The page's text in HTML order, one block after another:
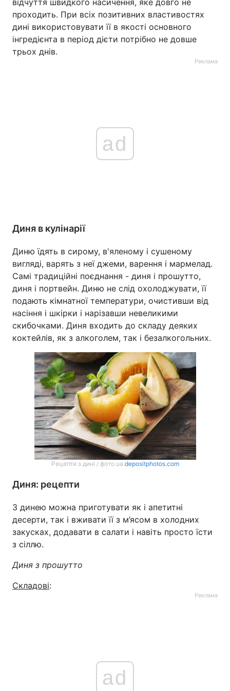
відчуття швидкого насичення, яке довго не
проходить. При всіх позитивних властивостях
дині використовувати її в якості основного
інгредієнта в період дієти потрібно не довше
трьох днів.
Реклама
ad
Диня в кулінарії
Диню їдять в сирому, в'яленому і сушеному
вигляді, варять з неї джеми, варення і мармелад.
Самі традиційні поєднання - диня і прошутто,
диня і портвейн. Диню не слід охолоджувати, її
подають кімнатної температури, очистивши від
насіння і шкірки і нарізавши невеликими
скибочками. Диня входить до складу деяких
коктейлів, як з алкоголем, так і безалкогольних.
Рецепти з дині / фото ua.depositphotos.com
Диня: рецепти
З динею можна приготувати як і апетитні
десерти, так і вживати її з м’ясом в холодних
закусках, додавати в салати і навіть просто їсти
з сіллю.
Диня з прошутто
Складові:
Реклама
ad